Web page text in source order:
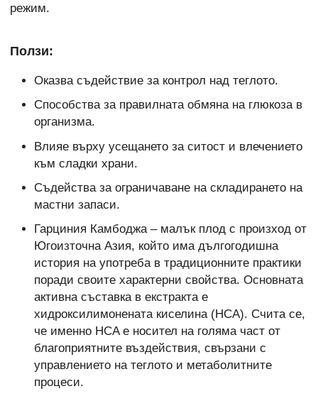
режим.
Ползи:
Оказва съдействие за контрол над теглото.
Способства за правилната обмяна на глюкоза в
организма.
Влияе върху усещането за ситост и влечението
към сладки храни.
Съдейства за ограничаване на складирането на
мастни запаси.
Гарциния Камбоджа – малък плод с произход от
Югоизточна Азия, който има дългогодишна
история на употреба в традиционните практики
поради своите характерни свойства. Основната
активна съставка в екстракта е
хидроксилимонената киселина (HCA). Счита се,
че именно HCA е носител на голяма част от
благоприятните въздействия, свързани с
управлението на теглото и метаболитните
процеси.